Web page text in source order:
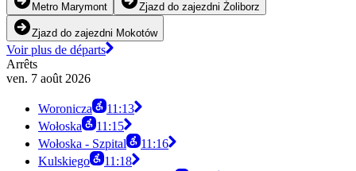
Metro Marymont Zjazd do zajezdni Żoliborz
Zjazd do zajezdni Mokotów
Voir plus de départs
Arrêts
ven. 7 août 2026
Woronicza
11:13
Wołoska
11:15
Wołoska - Szpital
11:16
Kulskiego
11:18